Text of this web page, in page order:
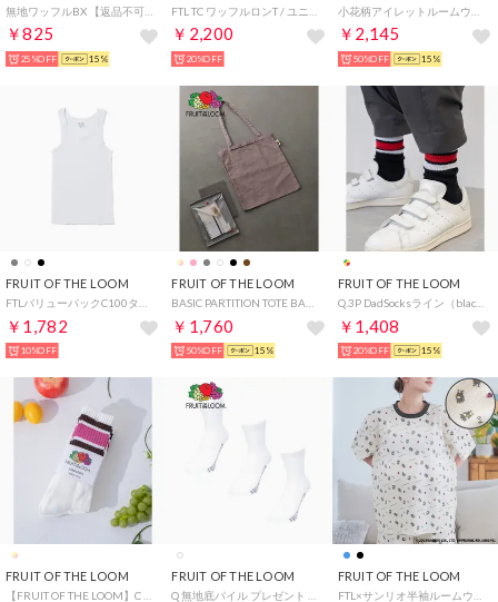
￥825
25%OFF 15%
￥2,200
20%OFF
￥2,145
50%OFF 15%
FRUIT OF THE LOOM
￥1,782
10%OFF
FRUIT OF THE LOOM
￥1,760
50%OFF 15%
FRUIT OF THE LOOM
Q.3P DadSocksライン（black） （アソート）
￥1,408
20%OFF 15%
FRUIT OF THE LOOM FRUIT OF THE LOOM FRUIT OF THE LOOM